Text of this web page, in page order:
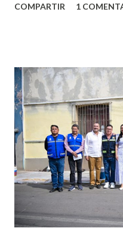
partes de ti que jamás
conoces ni la mitad de lo
quienes ya han tenido
o expertas en el tema.
aprender y nuevas
chica y aún no has tenido
pienses que el sexo será
experimentarlo, pero
experiencia te dirá,
son suficientemen...
COMPARTIR 1